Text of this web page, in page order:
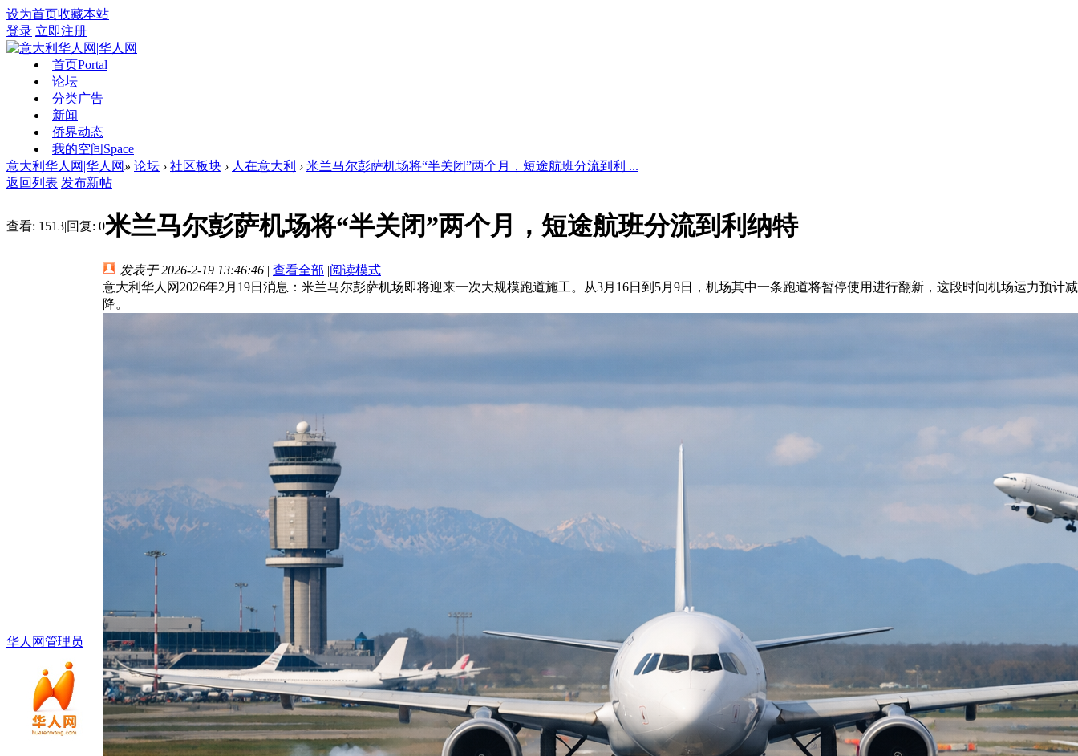
设为首页收藏本站
登录 立即注册
首页Portal
论坛
分类广告
新闻
侨界动态
我的空间Space
意大利华人网|华人网 » 论坛 › 社区板块 › 人在意大利 › 米兰马尔彭萨机场将“半关闭”两个月，短途航班分流到利 ...
返回列表 发布新帖
查看: 1513|回复: 0米兰马尔彭萨机场将“半关闭”两个月，短途航班分流到利纳特
华人网管理员
发表于 2026-2-19 13:46:46 | 查看全部 |阅读模式
意大利华人网2026年2月19日消息：米兰马尔彭萨机场即将迎来一次大规模跑道施工。从3月16日到5月9日，机场其中一条跑道将暂停使用进行翻新，这段时间机场运力预计
降。